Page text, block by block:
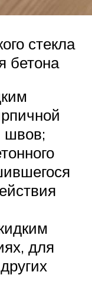
стекла
бетона
швов;
для